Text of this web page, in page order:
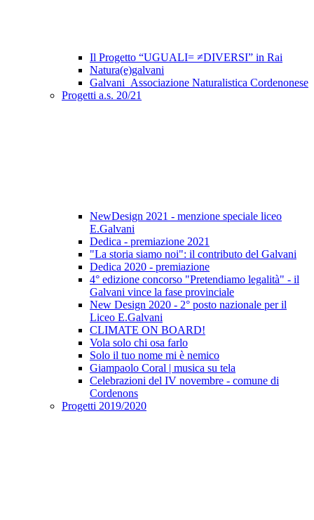
Il Progetto “UGUALI= ≠DIVERSI” in Rai
Natura(e)galvani
Galvani_Associazione Naturalistica Cordenonese
Progetti a.s. 20/21
NewDesign 2021 - menzione speciale liceo
E.Galvani
Dedica - premiazione 2021
"La storia siamo noi": il contributo del Galvani
Dedica 2020 - premiazione
4° edizione concorso "Pretendiamo legalità" - il
Galvani vince la fase provinciale
New Design 2020 - 2° posto nazionale per il
Liceo E.Galvani
CLIMATE ON BOARD!
Vola solo chi osa farlo
Solo il tuo nome mi è nemico
Giampaolo Coral | musica su tela
Celebrazioni del IV novembre - comune di
Cordenons
Progetti 2019/2020